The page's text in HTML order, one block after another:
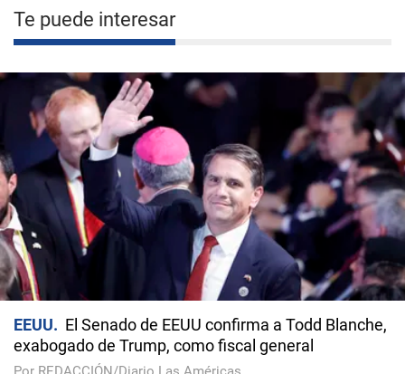
Te puede interesar
EEUU
El Senado de EEUU confirma a Todd Blanche,
exabogado de Trump, como fiscal general